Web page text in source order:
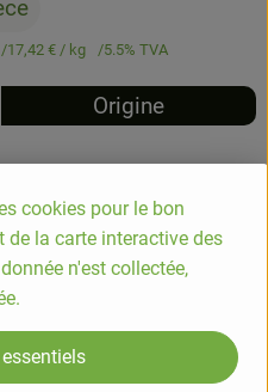
17,42 €/ kg 5.5% TVA
Origine
eau, coagulants : chlorure
huile de tournesol*,
de tournesol*, poireau*,
muscade*, persil*),
cookies pour le bon
la carte interactive des
n'est collectée,